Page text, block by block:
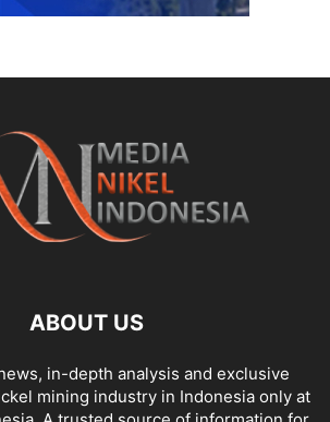
ABOUT US
in-depth analysis and exclusive
mining industry in Indonesia only at